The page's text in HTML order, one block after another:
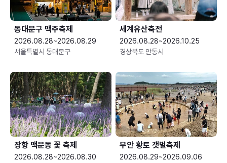
동대문구 맥주축제
2026.08.28~2026.08.29
서울특별시 동대문구
세계유산축전
2026.08.28~2026.10.25
경상북도 안동시
장항 맥문동 꽃 축제
2026.08.28~2026.08.30
무안 황토 갯벌축제
2026.08.29~2026.09.06